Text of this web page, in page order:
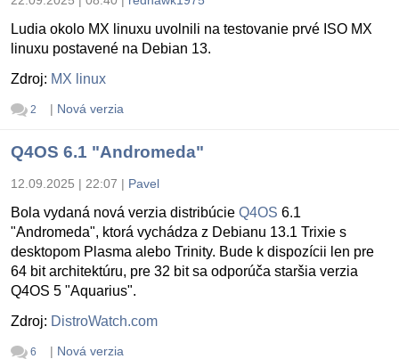
Ludia okolo MX linuxu uvolnili na testovanie prvé ISO MX
linuxu postavené na Debian 13.
Zdroj: MX linux
2 | Nová verzia
Q4OS 6.1 "Andromeda"
12.09.2025 | 22:07 | Pavel
Bola vydaná nová verzia distribúcie Q4OS 6.1
"Andromeda", ktorá vychádza z Debianu 13.1 Trixie s
desktopom Plasma alebo Trinity. Bude k dispozícii len pre
64 bit architektúru, pre 32 bit sa odporúča staršia verzia
Q4OS 5 "Aquarius".
Zdroj: DistroWatch.com
6 | Nová verzia